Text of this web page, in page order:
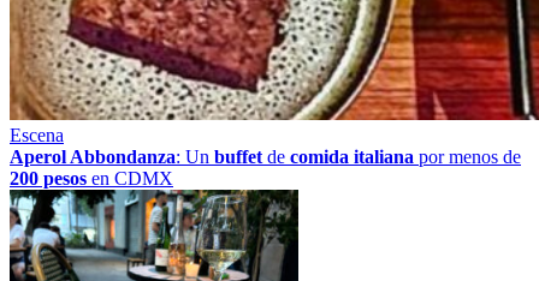
Escena
Aperol Abbondanza: Un buffet de comida italiana por menos de
200 pesos en CDMX